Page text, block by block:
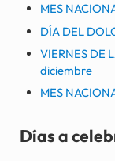
MES
DÍA DEL
VIERNES DE
diciembre
MES
Días a